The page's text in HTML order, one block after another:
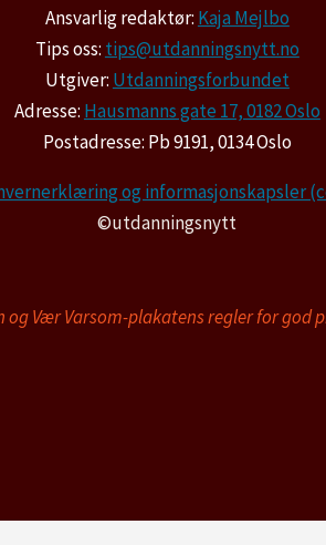
Ansvarlig redaktør: Kaja Mejlbo
Tips oss: tips@utdanningsnytt.no
Utgiver: Utdanningsforbundet
Adresse: Hausmanns gate 17, 0182 Oslo
Postadresse: Pb 9191, 0134 Oslo
og informasjonskapsler
©utdanningsnytt
Vær Varsom-plakatens regler for god